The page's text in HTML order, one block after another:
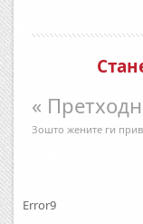
«
Зошто жените ги
Error9